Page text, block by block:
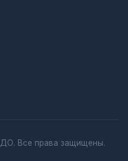
Все права защищены.